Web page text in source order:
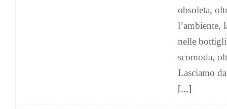
obsoleta,
l’ambiente,
nelle
scomoda,
Lasciamo
[...]